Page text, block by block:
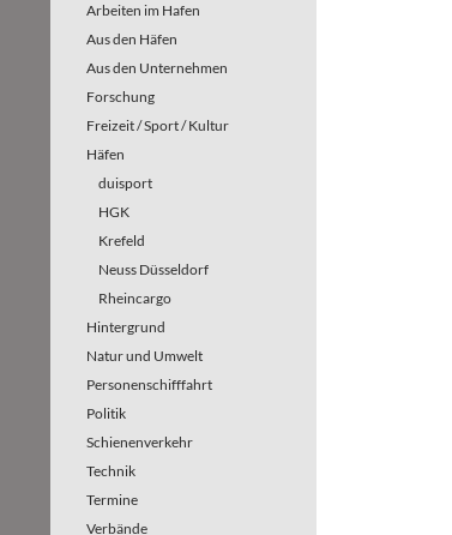
Arbeiten im Hafen
Aus den Häfen
Aus den Unternehmen
Forschung
Freizeit / Sport / Kultur
Häfen
duisport
HGK
Krefeld
Neuss Düsseldorf
Rheincargo
Hintergrund
Natur und Umwelt
Personenschifffahrt
Politik
Schienenverkehr
Technik
Termine
Verbände